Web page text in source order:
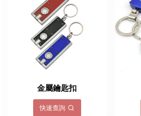
金屬鑰匙扣
快速查詢